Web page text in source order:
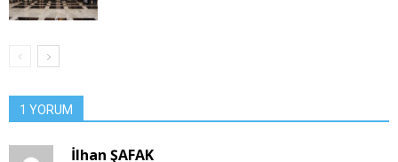
1 YORUM
İlhan ŞAFAK